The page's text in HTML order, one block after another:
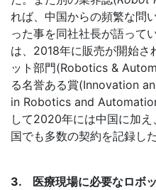
れば、中国からの頻繁な問
った事を同社社長が語って
は、 2018年に販売が開始さ
ット部門(Robotics &
る名誉ある賞(Innovation
in Robotics and
して2020年には中国に加
国でも多数の契約を記録した
3. 医療現場に必要なロボ